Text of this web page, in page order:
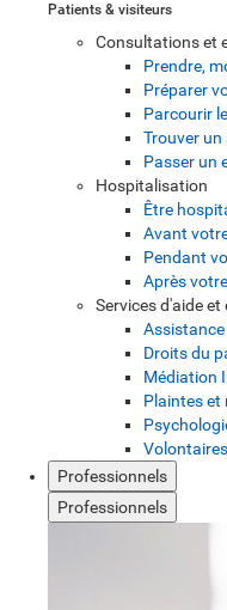
Patients & visiteurs
Consultations et
Prendre,
Préparer
Parcourir
Trouver
Passer un
Hospitalisation
Être
Avant
Pendant
Après
Services d'aide
Droits du
Médiation
Plaintes et
Professionnels
Professionnels